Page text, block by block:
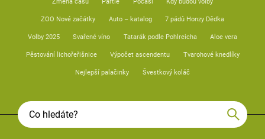
ZOO Nové začátky Auto – katalog 7 pádů Honzy Dědka
Volby 2025 Svařené víno Tatarák podle Pohlreicha Aloe vera
Pěstování lichořeřišnice Výpočet ascendentu Tvarohové knedlíky
Nejlepší palačinky Švestkový koláč